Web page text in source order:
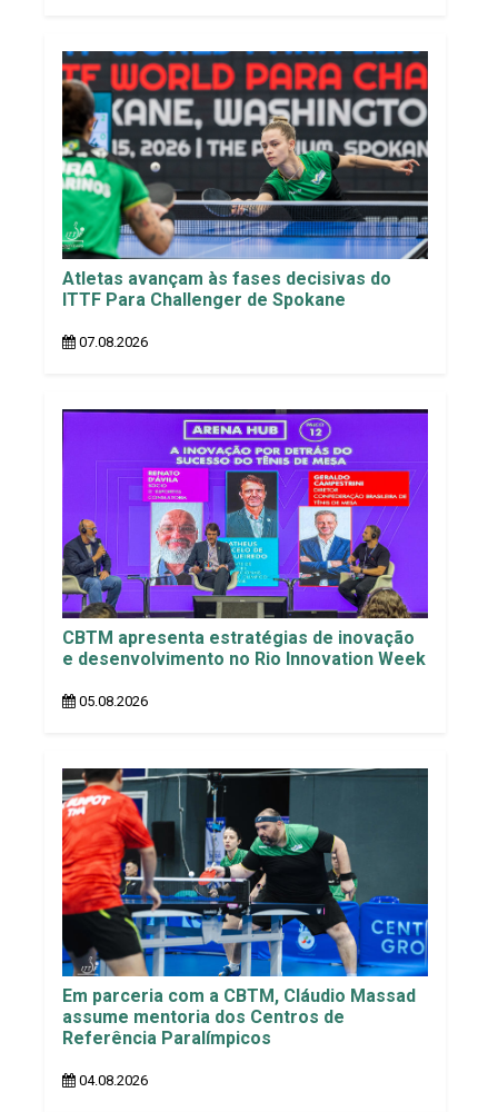
Atletas avançam às fases decisivas do
ITTF Para Challenger de Spokane
07.08.2026
CBTM apresenta estratégias de inovação
e desenvolvimento no Rio Innovation Week
05.08.2026
Em parceria com a CBTM, Cláudio Massad
assume mentoria dos Centros de
Referência Paralímpicos
04.08.2026